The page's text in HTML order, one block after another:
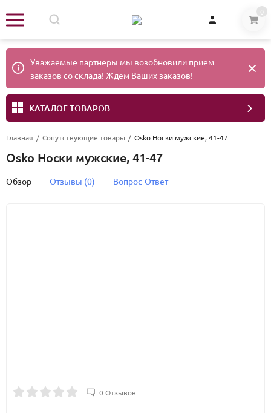
0
Уважаемые партнеры мы возобновили прием
заказов со склада! Ждем Ваших заказов!
КАТАЛОГ ТОВАРОВ
Главная / Сопутствующие товары / Osko Носки мужские, 41-47
Osko Носки мужские, 41-47
Обзор Отзывы (0) Вопрос-Ответ
0 Отзывов